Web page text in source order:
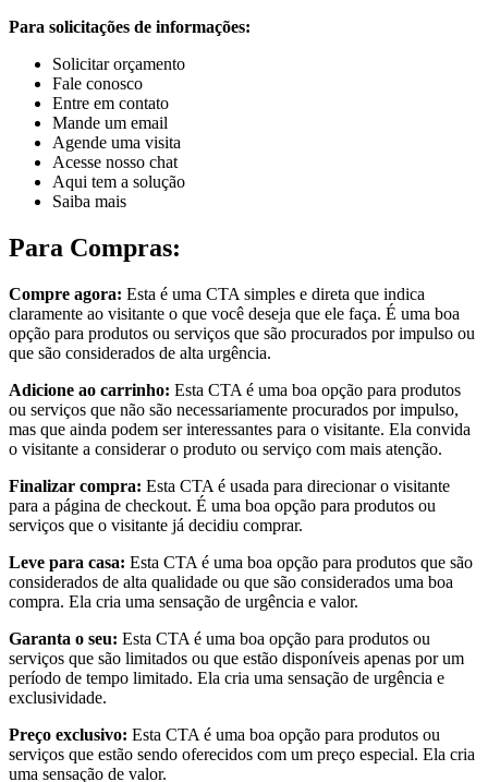
Para solicitações de informações:
Solicitar orçamento
Fale conosco
Entre em contato
Mande um email
Agende uma visita
Acesse nosso chat
Aqui tem a solução
Saiba mais
Para Compras:
Compre agora: Esta é uma CTA simples e direta que indica
claramente ao visitante o que você deseja que ele faça. É uma boa
opção para produtos ou serviços que são procurados por impulso ou
que são considerados de alta urgência.
Adicione ao carrinho: Esta CTA é uma boa opção para produtos
ou serviços que não são necessariamente procurados por impulso,
mas que ainda podem ser interessantes para o visitante. Ela convida
o visitante a considerar o produto ou serviço com mais atenção.
Finalizar compra: Esta CTA é usada para direcionar o visitante
para a página de checkout. É uma boa opção para produtos ou
serviços que o visitante já decidiu comprar.
Leve para casa: Esta CTA é uma boa opção para produtos que são
considerados de alta qualidade ou que são considerados uma boa
compra. Ela cria uma sensação de urgência e valor.
Garanta o seu: Esta CTA é uma boa opção para produtos ou
serviços que são limitados ou que estão disponíveis apenas por um
período de tempo limitado. Ela cria uma sensação de urgência e
exclusividade.
Preço exclusivo: Esta CTA é uma boa opção para produtos ou
serviços que estão sendo oferecidos com um preço especial. Ela cria
uma sensação de valor.